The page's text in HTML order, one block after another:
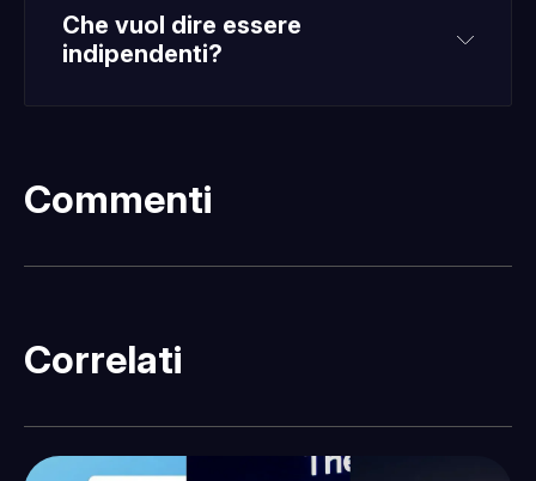
Che vuol dire essere
indipendenti?
Commenti
Correlati